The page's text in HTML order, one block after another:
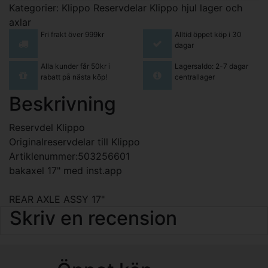
Kategorier: Klippo Reservdelar Klippo hjul lager och
axlar
Fri frakt över 999kr
Alltid öppet köp i 30
dagar
Alla kunder får 50kr i
rabatt på nästa köp!
Lagersaldo: 2-7 dagar
centrallager
Beskrivning
Reservdel Klippo
Originalreservdelar till Klippo
Artiklenummer:503256601
bakaxel 17" med inst.app
REAR AXLE ASSY 17"
Skriv en recension